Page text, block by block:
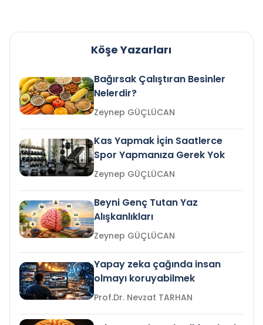
Köşe Yazarları
Bağırsak Çalıştıran Besinler
Nelerdir?
Zeynep GÜÇLÜCAN
Kas Yapmak İçin Saatlerce
Spor Yapmanıza Gerek Yok
Zeynep GÜÇLÜCAN
Beyni Genç Tutan Yaz
Alışkanlıkları
Zeynep GÜÇLÜCAN
Yapay zeka çağında insan
olmayı koruyabilmek
Prof.Dr. Nevzat TARHAN